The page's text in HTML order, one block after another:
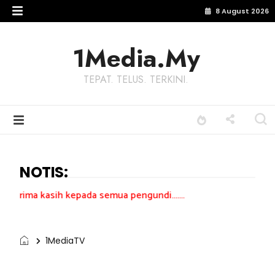
8 August 2026
1Media.My
TEPAT. TELUS. TERKINI.
NOTIS:
semua pengundi.......
1MediaTV